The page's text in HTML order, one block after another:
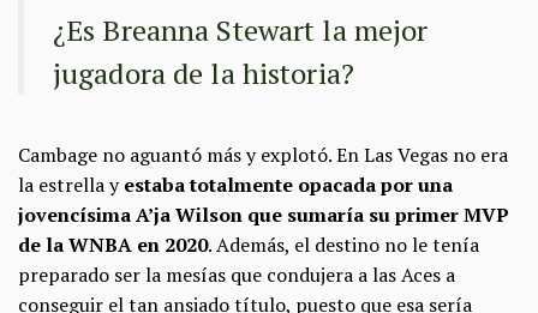
¿Es Breanna Stewart la mejor
jugadora de la historia?
Cambage no aguantó más y explotó. En Las Vegas no era
la estrella yestaba totalmente opacada por una
jovencísima A’ja Wilson que sumaría su primer MVP
de la WNBA en 2020. Además, el destino no le tenía
preparado ser la mesías que condujera a las Aces a
conseguir el tan ansiado título, puesto que esa sería